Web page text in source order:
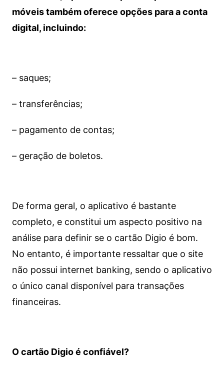
móveis também oferece opções para a conta
digital, incluindo:
– saques;
– transferências;
– pagamento de contas;
– geração de boletos.
De forma geral, o aplicativo é bastante
completo, e constitui um aspecto positivo na
análise para definir se o cartão Digio é bom.
No entanto, é importante ressaltar que o site
não possui internet banking, sendo o aplicativo
o único canal disponível para transações
financeiras.
O cartão Digio é confiável?